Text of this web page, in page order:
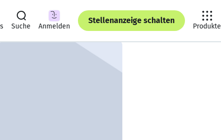
Suche Anmelden
Stellenanzeige schalten
Produkte